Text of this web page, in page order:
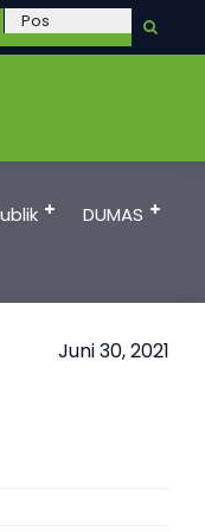
BERAKHLAKUL
DUMAS
Juni 30, 2021